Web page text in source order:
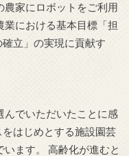
農家にロボットをご利用
における基本目標「担
立」の実現に貢献す
でいただいたことに感
はじめとする施設園芸
ます。 高齢化が進むと